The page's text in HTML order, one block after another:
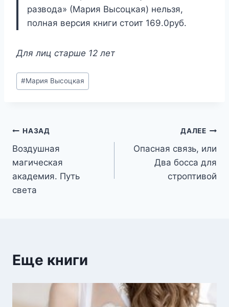
развода» (Мария Высоцкая) нельзя,
полная версия книги стоит 169.0руб.
Для лиц старше 12 лет
Метки
записи:
#Мария Высоцкая
Навигация
по
записям
НАЗАД
Воздушная
магическая
академия. Путь
света
ДАЛЕЕ
Опасная связь, или
Два босса для
строптивой
Еще книги